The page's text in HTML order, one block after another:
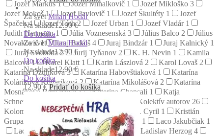
Jozef Markuš1 Jozef Mihalkovič 1 Jozef Mikloško 3
Jozef Mokoš1 Jozef Pavlovič 1 Jozef Škultéty 1
Jozef
Špaček4 Jozef Tóth2 Jozef Urban 1 Jozef Vladár 1
Judith Hermann1 Júlia Voznesenská 3 Július Balco 2
Július
Novakovič1 Juraj Bakoš 4 Juraj Bindzár 1 Juraj Kalnický 1
Juraj Svoboda2 Jurij Tyňanov 2 K. H. Nevin 1
Kamila
Balcová1 Karel Klatt 1 Karin Lászlová 2 Karol Lovaš 2
Katarína Džunková3 Katarína Habovštiaková 1
Katarína
Koláriková Koňariková 2 Katarína Mikolášová 2
Katarína
Mosnáková Bagľašová1 Katerina Chapsali 1
Katja
Schneidtová
Klaudia Dočekalová Kolektív autorov 26
Koloman Sokol1 Konštantín Filozof - sv. Cyril 1
Kristián
Grupač
Kristián Straka1 Kurt David 1 Laco Jakubčiak 1
Laco Novomeský1 Laco Zrubec1 Ladislav Herzog 4
Za svet Milan Hodál
Na sklade12.90 €
Do košíka
Za svet Milan Hodál
Na sklade12.90 €
Do košíka
Na sklade12.90 €
Do košíka
12.90€ Pridať do košíka